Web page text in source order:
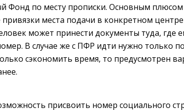
Фонд по месту прописки. Основным
привязки места подачи в конкретном
может принести документы туда, где
В случае же с ПФР идти нужно только
сэкономить время, то предусмотрен
присвоить номер социального